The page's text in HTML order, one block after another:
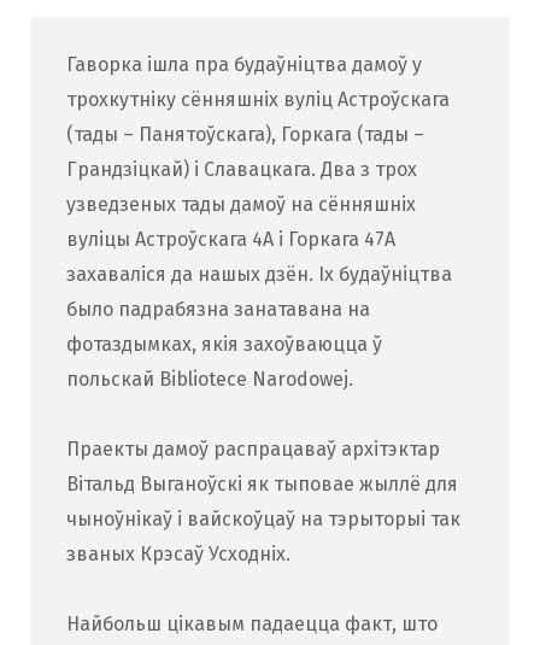
Гаворка ішла пра будаўніцтва дамоў у
трохкутніку сённяшніх вуліц Астроўскага
(тады – Панятоўскага), Горкага (тады –
Грандзіцкай) і Славацкага. Два з трох
узведзеных тады дамоў на сённяшніх
вуліцы Астроўскага 4А і Горкага 47А
захаваліся да нашых дзён. Іх будаўніцтва
было падрабязна занатавана на
фотаздымках, якія захоўваюцца ў
польскай Bibliotece Narodowej.
Праекты дамоў распрацаваў архітэктар
Вітальд Выганоўскі як тыповае жыллё для
чыноўнікаў і вайскоўцаў на тэрыторыі так
званых Крэсаў Усходніх.
Найбольш цікавым падаецца факт, што